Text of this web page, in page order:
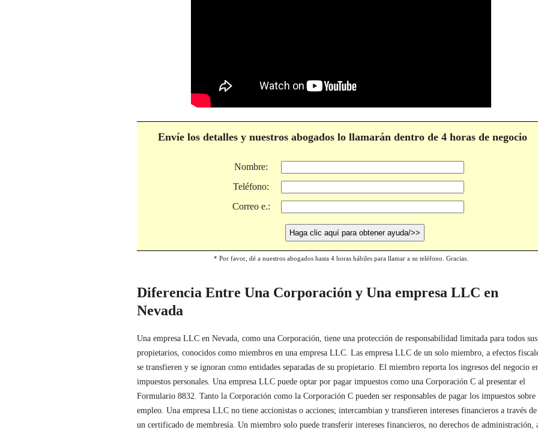
Envíe los detalles y nuestros abogados lo llamarán dentro de 4 horas de negocio
Nombre:
Teléfono:
Correo e.:
* Por favor, dé a nuestros abogados hasta 4 horas hábiles para llamar a su teléfono. Gracias.
Diferencia Entre Una Corporación y Una empresa LLC en
Nevada
Una empresa LLC en Nevada, como una Corporación, tiene una protección de responsabilidad limitada para todos sus
propietarios, conocidos como miembros en una empresa LLC. Las empresa LLC de un solo miembro, a efectos
se transfieren y se ignoran como entidades separadas de su propietario. El miembro reporta los ingresos del negocio
impuestos personales. Una empresa LLC puede optar por pagar impuestos como una Corporación C al presentar el
Formulario 8832. Tanto la Corporación como la Corporación C pueden ser responsables de pagar los impuestos sobre
empleo. Una empresa LLC no tiene accionistas o acciones; intercambian y transfieren intereses financieros a través de
un certificado de membresía. Un miembro solo puede transferir intereses financieros, no derechos de administración,